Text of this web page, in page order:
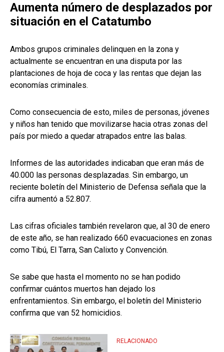
Aumenta número de desplazados por
situación en el Catatumbo
Ambos grupos criminales delinquen en la zona y
actualmente se encuentran en una disputa por las
plantaciones de hoja de coca y las rentas que dejan las
economías criminales.
Como consecuencia de esto, miles de personas, jóvenes
y niños han tenido que movilizarse hacia otras zonas del
país por miedo a quedar atrapados entre las balas.
Informes de las autoridades indicaban que eran más de
40.000 las personas desplazadas. Sin embargo, un
reciente boletín del Ministerio de Defensa señala que la
cifra aumentó a 52.807.
Las cifras oficiales también revelaron que, al 30 de enero
de este año, se han realizado 660 evacuaciones en zonas
como Tibú, El Tarra, San Calixto y Convención.
Se sabe que hasta el momento no se han podido
confirmar cuántos muertos han dejado los
enfrentamientos. Sin embargo, el boletín del Ministerio
confirma que van 52 homicidios.
RELACIONADO